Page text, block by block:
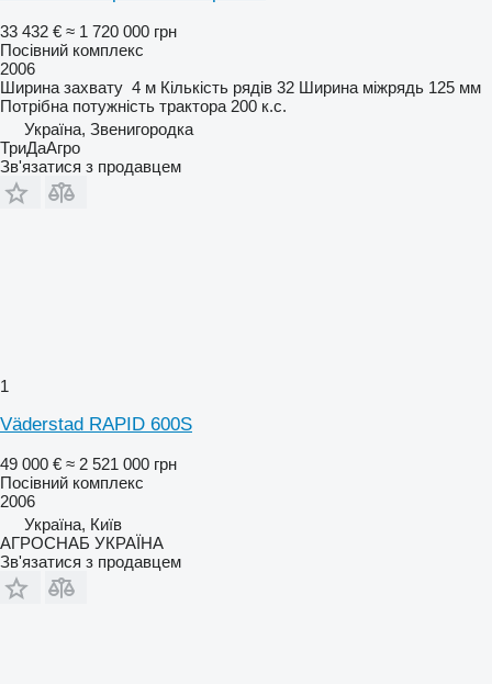
33 432 € ≈ 1 720 000 грн
Посівний комплекс
2006
Ширина захвату 4 м Кількість рядів 32 Ширина міжрядь 125 мм
Потрібна потужність трактора 200 к.с.
Україна, Звенигородка
ТриДаАгро
Зв'язатися з продавцем
1
Väderstad RAPID 600S
49 000 € ≈ 2 521 000 грн
Посівний комплекс
2006
Україна, Київ
АГРОСНАБ УКРАЇНА
Зв'язатися з продавцем